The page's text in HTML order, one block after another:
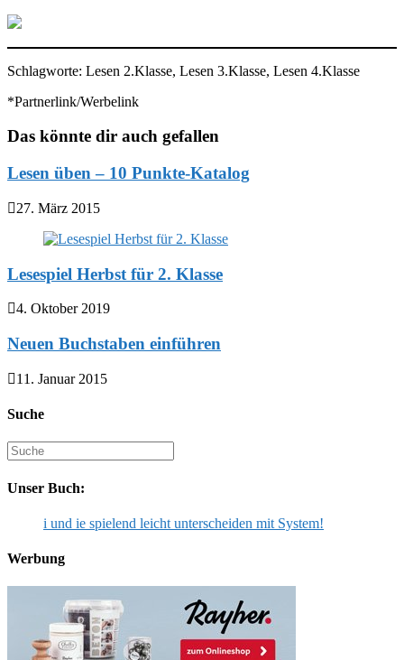
Schlagworte: Lesen 2.Klasse, Lesen 3.Klasse, Lesen 4.Klasse
*Partnerlink/Werbelink
Das könnte dir auch gefallen
Lesen üben – 10 Punkte-Katalog
27. März 2015
Lesespiel Herbst für 2. Klasse
4. Oktober 2019
Neuen Buchstaben einführen
11. Januar 2015
Suche
Suche
nach:
Unser Buch:
i und ie spielend leicht unterscheiden mit System!
Werbung